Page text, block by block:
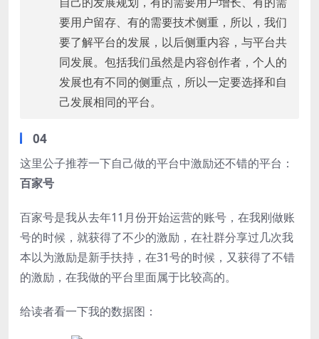
要用户留存、有的需要技术侧重，所以，我们
要了解平台的发展，以后侧重内容，与平台共
同发展。包括我们虽然是内容创作者，个人的
发展也有不同的侧重点，所以一定要选择和自
己发展相同的平台。
04
这里公子推荐一下自己做的平台中激励还不错的平台：
百家号
百家号是我从去年11月份开始运营的账号，在我刚做账
号的时候，就获得了不少的激励，在社群分享过几次我
本以为激励是新手扶持，在31号的时候，又获得了不错
的激励，在我做的平台里面属于比较高的。
给读者看一下我的数据图：